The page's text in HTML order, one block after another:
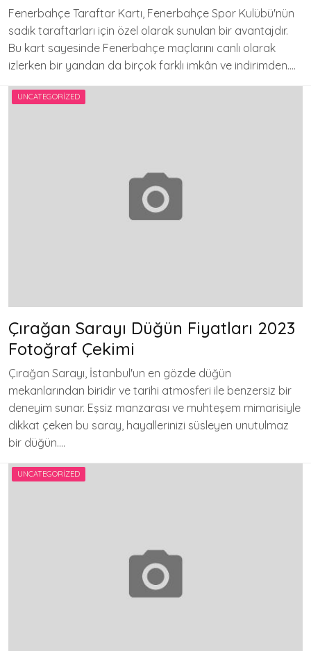
Fenerbahçe Taraftar Kartı, Fenerbahçe Spor Kulübü'nün
sadık taraftarları için özel olarak sunulan bir avantajdır.
Bu kart sayesinde Fenerbahçe maçlarını canlı olarak
izlerken bir yandan da birçok farklı imkân ve indirimden….
UNCATEGORIZED
Çırağan Sarayı Düğün Fiyatları 2023
Fotoğraf Çekimi
Çırağan Sarayı, İstanbul'un en gözde düğün
mekanlarından biridir ve tarihi atmosferi ile benzersiz bir
deneyim sunar. Eşsiz manzarası ve muhteşem mimarisiyle
dikkat çeken bu saray, hayallerinizi süsleyen unutulmaz
bir düğün….
UNCATEGORIZED